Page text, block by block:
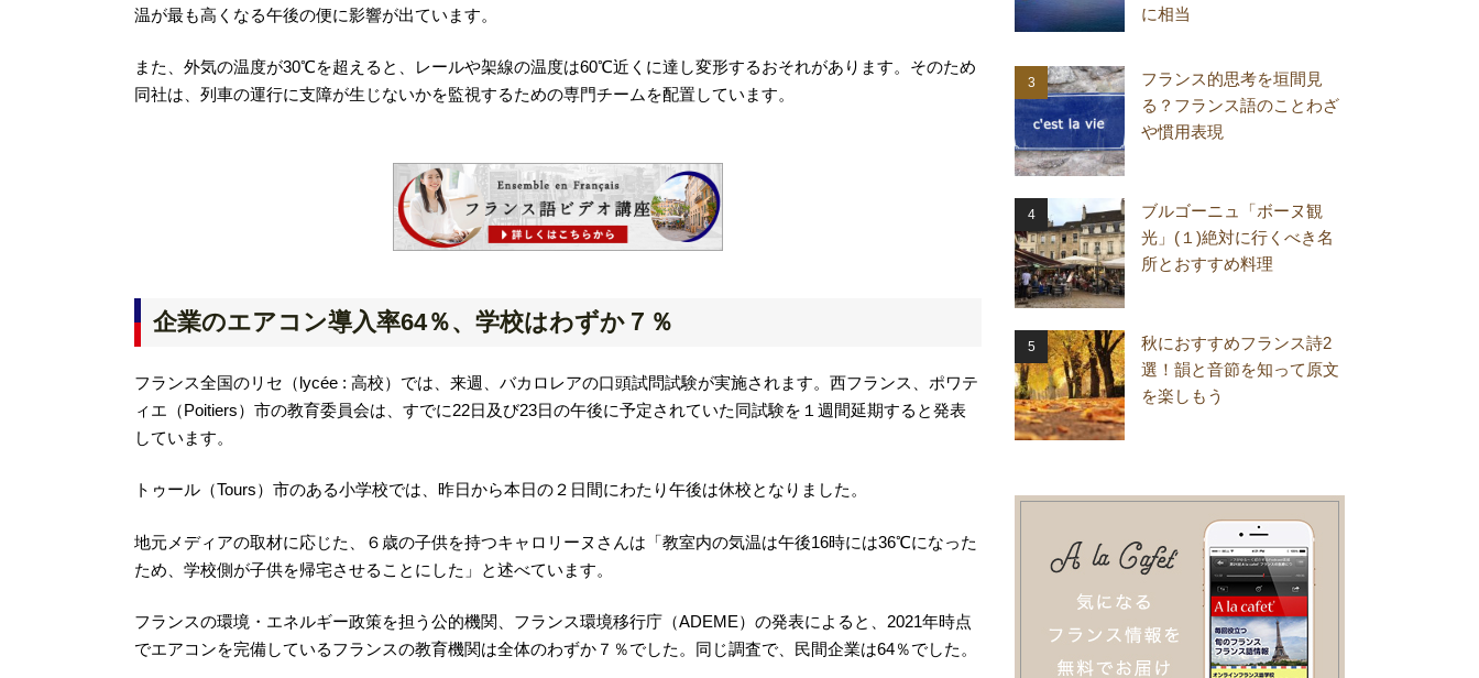
温が最も高くなる午後の便に影響が出ています。
また、外気の温度が30℃を超えると、レールや架線の温度は60℃近くに達し変形するおそれがあります。そのため
同社は、列車の運行に支障が生じないかを監視するための専門チームを配置しています。
企業のエアコン導入率64％、学校はわずか７％
フランス全国のリセ（lycée : 高校）では、来週、バカロレアの口頭試問試験が実施されます。西フランス、ポワテ
ィエ（Poitiers）市の教育委員会は、すでに22日及び23日の午後に予定されていた同試験を１週間延期すると発表
しています。
トゥール（Tours）市のある小学校では、昨日から本日の２日間にわたり午後は休校となりました。
地元メディアの取材に応じた、６歳の子供を持つキャロリーヌさんは「教室内の気温は午後16時には36℃になった
ため、学校側が子供を帰宅させることにした」と述べています。
フランスの環境・エネルギー政策を担う公的機関、フランス環境移行庁（ADEME）の発表によると、2021年時点
でエアコンを完備しているフランスの教育機関は全体のわずか７％でした。同じ調査で、民間企業は64％でした。
に相当
フランス的思考を垣間見
る？フランス語のことわざ
や慣用表現
ブルゴーニュ「ボーヌ観
光」(１)絶対に行くべき名
所とおすすめ料理
秋におすすめフランス詩2
選！韻と音節を知って原文
を楽しもう